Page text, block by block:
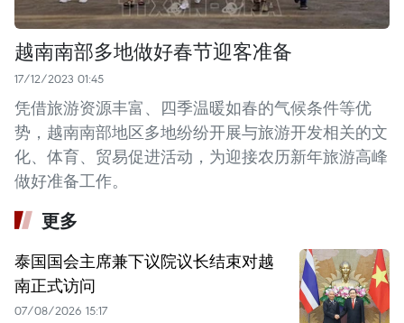
越南南部多地做好春节迎客准备
17/12/2023 01:45
凭借旅游资源丰富、四季温暖如春的气候条件等优
势，越南南部地区多地纷纷开展与旅游开发相关的文
化、体育、贸易促进活动，为迎接农历新年旅游高峰
做好准备工作。
更多
泰国国会主席兼下议院议长结束对越
南正式访问
07/08/2026 15:17